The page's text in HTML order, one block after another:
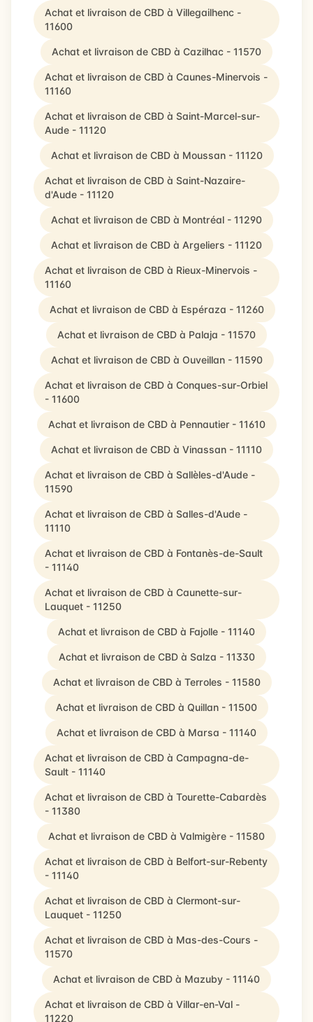
Achat et livraison de CBD à Villegailhenc -
11600
Achat et livraison de CBD à Cazilhac - 11570
Achat et livraison de CBD à Caunes-Minervois -
11160
Achat et livraison de CBD à Saint-Marcel-sur-
Aude - 11120
Achat et livraison de CBD à Moussan - 11120
Achat et livraison de CBD à Saint-Nazaire-
d'Aude - 11120
Achat et livraison de CBD à Montréal - 11290
Achat et livraison de CBD à Argeliers - 11120
Achat et livraison de CBD à Rieux-Minervois -
11160
Achat et livraison de CBD à Espéraza - 11260
Achat et livraison de CBD à Palaja - 11570
Achat et livraison de CBD à Ouveillan - 11590
Achat et livraison de CBD à Conques-sur-Orbiel
- 11600
Achat et livraison de CBD à Pennautier - 11610
Achat et livraison de CBD à Vinassan - 11110
Achat et livraison de CBD à Sallèles-d'Aude -
11590
Achat et livraison de CBD à Salles-d'Aude -
11110
Achat et livraison de CBD à Fontanès-de-Sault
- 11140
Achat et livraison de CBD à Caunette-sur-
Lauquet - 11250
Achat et livraison de CBD à Fajolle - 11140
Achat et livraison de CBD à Salza - 11330
Achat et livraison de CBD à Terroles - 11580
Achat et livraison de CBD à Quillan - 11500
Achat et livraison de CBD à Marsa - 11140
Achat et livraison de CBD à Campagna-de-
Sault - 11140
Achat et livraison de CBD à Tourette-Cabardès
- 11380
Achat et livraison de CBD à Valmigère - 11580
Achat et livraison de CBD à Belfort-sur-Rebenty
- 11140
Achat et livraison de CBD à Clermont-sur-
Lauquet - 11250
Achat et livraison de CBD à Mas-des-Cours -
11570
Achat et livraison de CBD à Mazuby - 11140
Achat et livraison de CBD à Villar-en-Val -
11220